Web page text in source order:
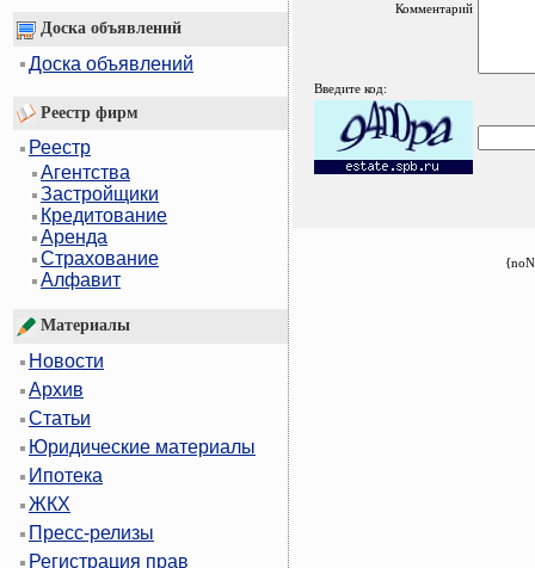
Доска объявлений
Доска объявлений
Реестр фирм
Реестр
Агентства
Застройщики
Кредитование
Аренда
Страхование
Алфавит
Материалы
Новости
Архив
Статьи
Юридические материалы
Ипотека
ЖКХ
Пресс-релизы
Регистрация прав
Комментарий
Введите код: